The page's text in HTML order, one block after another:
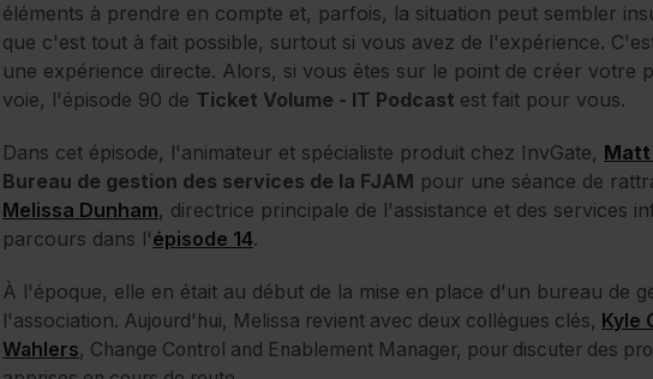
éléments à prendre en compte et, parfois, la situation peut sembler
que c'est tout à fait possible, surtout si vous avez de l'expérience.
une expérience directe. Alors, si vous êtes sur le point de créer votre
voie, l'épisode 90 de Ticket Volume - IT Podcast est fait pour vous.
Dans cet épisode, l'animateur et spécialiste produit chez InvGate, Matt
Bureau de gestion des services de la FJAM pour une séance de
Melissa Dunham, directrice principale de l'assistance et des services
parcours dans l'épisode 14.
À l'époque, elle en était au début de la mise en place d'un bureau de
l'association. Aujourd'hui, Melissa revient avec deux collègues clés, Kyle
Wahlers, Change Control and Enablement Manager, pour discuter des